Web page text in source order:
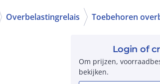
Overbelastingrelais Toebehoren
Login of
Om prijzen,
bekijken.